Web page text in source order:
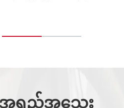
ရည်အသွေး